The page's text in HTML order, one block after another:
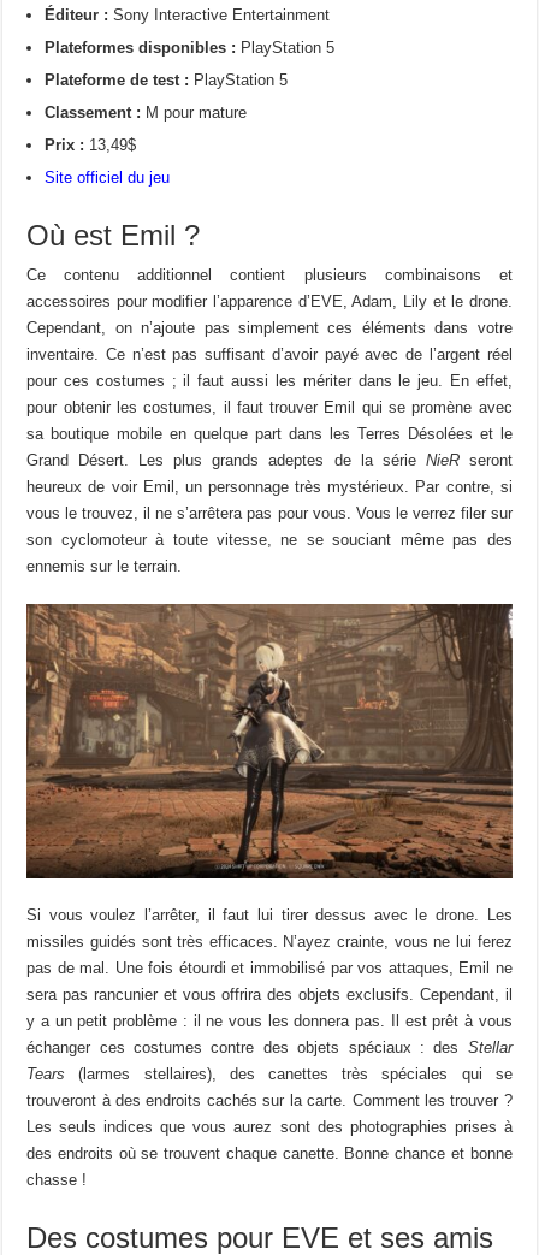
Éditeur :Sony Interactive Entertainment
Plateformes disponibles : PlayStation 5
Plateforme de test : PlayStation 5
Classement : M pour mature
Prix : 13,49$
Site officiel du jeu
Où est Emil ?
Ce contenu additionnel contient plusieurs combinaisons et
accessoires pour modifier l’apparence d’EVE, Adam, Lily et le drone.
Cependant, on n’ajoute pas simplement ces éléments dans votre
inventaire. Ce n’est pas suffisant d’avoir payé avec de l’argent réel
pour ces costumes ; il faut aussi les mériter dans le jeu. En effet,
pour obtenir les costumes, il faut trouver Emil qui se promène avec
sa boutique mobile en quelque part dans les Terres Désolées et le
Grand Désert. Les plus grands adeptes de la série NieRseront
heureux de voir Emil, un personnage très mystérieux. Par contre, si
vous le trouvez, il ne s’arrêtera pas pour vous. Vous le verrez filer sur
son cyclomoteur à toute vitesse, ne se souciant même pas des
ennemis sur le terrain.
Si vous voulez l’arrêter, il faut lui tirer dessus avec le drone. Les
missiles guidés sont très efficaces. N’ayez crainte, vous ne lui ferez
pas de mal. Une fois étourdi et immobilisé par vos attaques, Emil ne
sera pas rancunier et vous offrira des objets exclusifs. Cependant, il
y a un petit problème : il ne vous les donnera pas. Il est prêt à vous
échanger ces costumes contre des objets spéciaux : des Stellar
Tears(larmes stellaires), des canettes très spéciales qui se
trouveront à des endroits cachés sur la carte. Comment les trouver ?
Les seuls indices que vous aurez sont des photographies prises à
des endroits où se trouvent chaque canette. Bonne chance et bonne
chasse !
Des costumes pour EVE et ses amis